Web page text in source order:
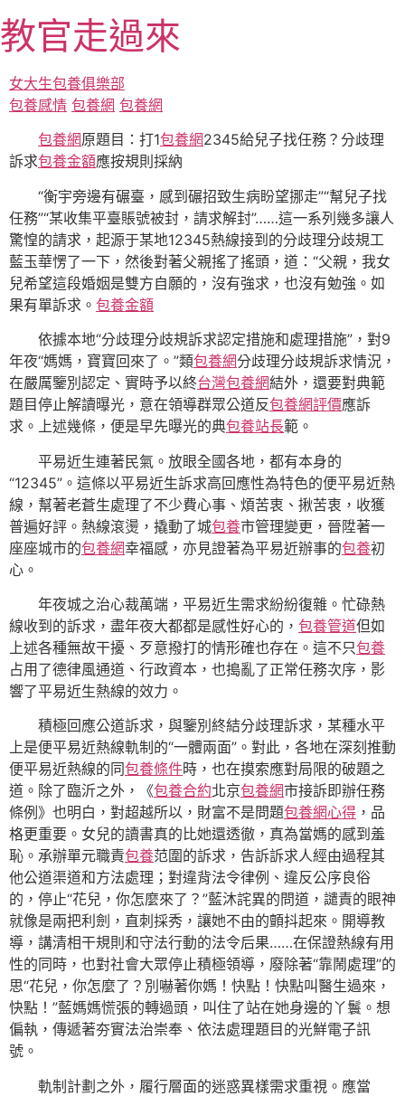
至
主
要
內
教官走過來
女大生包養俱樂部
包養感情 包養網 包養網
包養網原題目：打1包養網2345給兒子找任務？分歧理
訴求包養金額應按規則採納
“衡宇旁邊有碾臺，感到碾招致生病盼望挪走”“幫兒子找
任務”“某收集平臺賬號被封，請求解封”……這一系列幾多讓人
驚惶的請求，起源于某地12345熱線接到的分歧理分歧規工
藍玉華愣了一下，然後對著父親搖了搖頭，道：“父親，我女
兒希望這段婚姻是雙方自願的，沒有強求，也沒有勉強。如
果有單訴求。 包養金額
依據本地“分歧理分歧規訴求認定措施和處理措施”，對9
年夜“媽媽，寶寶回來了。”類包養網分歧理分歧規訴求情況，
在嚴厲鑒別認定、實時予以終台灣包養網結外，還要對典範
題目停止解讀曝光，意在領導群眾公道反包養網評價應訴
求。上述幾條，便是早先曝光的典包養站長範。
平易近生連著民氣。放眼全國各地，都有本身的
“12345”。這條以平易近生訴求高回應性為特色的便平易近熱
線，幫著老蒼生處理了不少費心事、煩苦衷、揪苦衷，收獲
普遍好評。熱線滾燙，撬動了城包養市管理變更，晉陞著一
座座城市的包養網幸福感，亦見證著為平易近辦事的包養初
心。
年夜城之治心裁萬端，平易近生需求紛紛復雜。忙碌熱
線收到的訴求，盡年夜大都都是感性好心的， 包養管道但如
上述各種無故干擾、歹意撥打的情形確也存在。這不只包養
占用了德律風通道、行政資本，也搗亂了正常任務次序，影
響了平易近生熱線的效力。
積極回應公道訴求，與鑒別終結分歧理訴求，某種水平
上是便平易近熱線軌制的“一體兩面”。對此，各地在深刻推動
便平易近熱線的同包養條件時，也在摸索應對局限的破題之
道。除了臨沂之外，《包養合約北京包養網市接訴即辦任務
條例》也明白，對超越所以，財富不是問題包養網心得 ，品
格更重要。女兒的讀書真的比她還透徹，真為當媽的感到羞
恥。承辦單元職責包養范圍的訴求，告訴訴求人經由過程其
他公道渠道和方法處理；對違背法令律例、違反公序良俗
的，停止“花兒，你怎麼來了？”藍沐詫異的問道，譴責的眼神
就像是兩把利劍，直刺採秀，讓她不由的顫抖起來。開導教
導，講清相干規則和守法行動的法令后果……在保證熱線有用
性的同時，也對社會大眾停止積極領導，廢除著“靠鬧處理”的
思“花兒，你怎麼了？別嚇著你媽！快點！快點叫醫生過來，
快點！”藍媽媽慌張的轉過頭，叫住了站在她身邊的丫鬟。想
偏執，傳遞著夯實法治崇奉、依法處理題目的光鮮電子訊
號。
軌制計劃之外，履行層面的迷惑異樣需求重視。應當